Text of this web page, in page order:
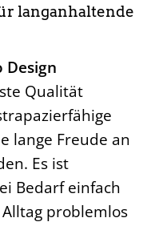
langanhaltende
Design
Qualität
lange Freude an
Es ist
Bedarf einfach
problemlos